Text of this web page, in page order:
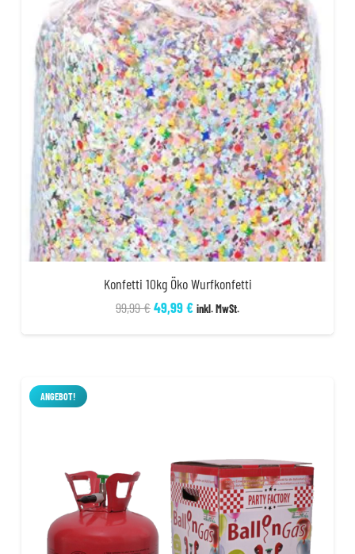
Konfetti 10kg Öko Wurfkonfetti
99,99€Ursprünglicher
49,99€Aktueller
inkl. MwSt.
ANGEBOT!